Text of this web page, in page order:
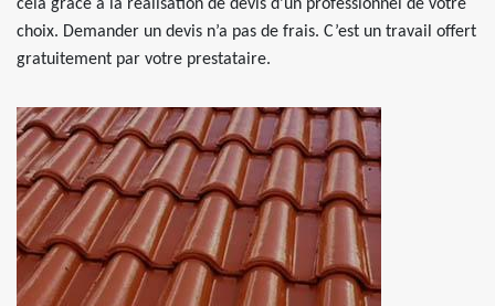
cela grâce à la réalisation de devis d’un professionnel de votre
choix. Demander un devis n’a pas de frais. C’est un travail offert
gratuitement par votre prestataire.